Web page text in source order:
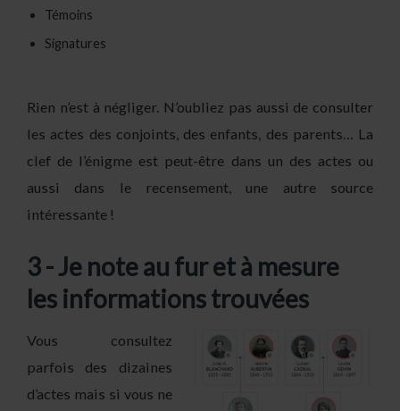
Témoins
Signatures
Rien n’est à négliger. N’oubliez pas aussi de consulter
les actes des conjoints, des enfants, des parents… La
clef de l’énigme est peut-être dans un des actes ou
aussi dans le recensement, une autre source
intéressante !
3 - Je note au fur et à mesure
les informations trouvées
Vous consultez
parfois des dizaines
d’actes mais si vous ne